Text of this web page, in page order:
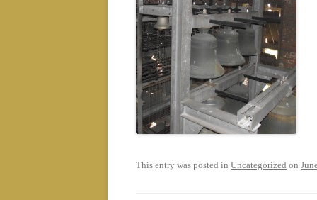
This entry was posted in Uncategorized on